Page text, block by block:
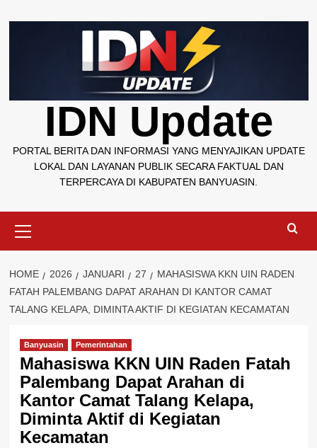
to
IDN Update
PORTAL BERITA DAN INFORMASI YANG MENYAJIKAN UPDATE
LOKAL DAN LAYANAN PUBLIK SECARA FAKTUAL DAN
TERPERCAYA DI KABUPATEN BANYUASIN.
Menu
HOME 2026 JANUARI 27
MAHASISWA KKN UIN RADEN
FATAH PALEMBANG DAPAT ARAHAN DI KANTOR CAMAT
TALANG KELAPA, DIMINTA AKTIF DI KEGIATAN KECAMATAN
Banyuasin Pemerintahan
Mahasiswa KKN UIN Raden Fatah
Palembang Dapat Arahan di
Kantor Camat Talang Kelapa,
Diminta Aktif di Kegiatan
Kecamatan